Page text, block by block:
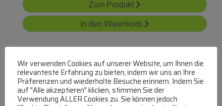
Zum Produkt
In den Warenkorb
Wir verwenden Cookies auf unserer Website, um Ihnen die
relevanteste Erfahrung zu bieten, indem wir uns an Ihre
Präferenzen und wiederholte Besuche erinnern. Indem Sie
auf "Alle akzeptieren" klicken, stimmen Sie der
Verwendung ALLER Cookies zu. Sie können jedoch